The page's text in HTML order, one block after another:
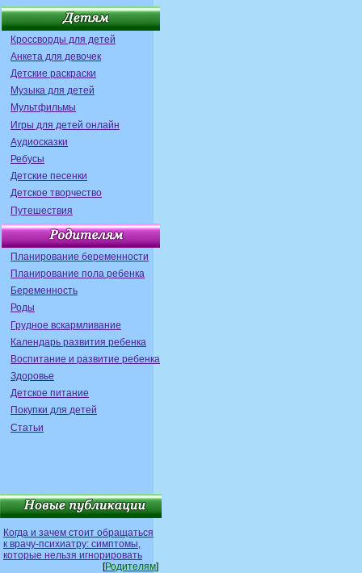
Кроссворды для детей
Анкета для девочек
Детские раскраски
Музыка для детей
Мультфильмы
Игры для детей онлайн
Аудиосказки
Ребусы
Детские песенки
Детское творчество
Путешествия
Планирование беременности
Планирование пола ребенка
Беременность
Роды
Грудное вскармливание
Календарь развития ребенка
Воспитание и развитие ребенка
Здоровье
Детское питание
Покупки для детей
Статьи
Когда и зачем стоит обращаться
к врачу-психиатру: симптомы,
которые нельзя игнорировать
[Родителям]